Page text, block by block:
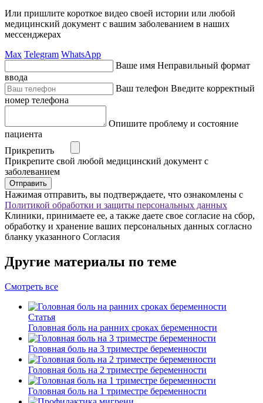
Или пришлите короткое видео своей истории или любой
медицинский документ с вашим заболеванием в наших
мессенджерах
Max Telegram WhatsApp
Ваше имя Неправильный формат
ввода
Ваш телефон Введите корректный
номер телефона
Опишите проблему и состояние
пациента
Прикрепить
Прикрепите свой любой медицинский документ с
заболеванием
Отправить
Нажимая отправить, вы подтверждаете, что ознакомлены с
Политикой обработки и защиты персональных данных
Клиники, принимаете ее, а также даете свое согласие на сбор,
обработку и хранение ваших персональных данных согласно
бланку указанного Согласия
Другие материалы по теме
Смотреть все
Статья
Головная боль на ранних сроках беременности
Головная боль на 3 триместре беременности
Головная боль на 2 триместре беременности
Головная боль на 1 триместре беременности